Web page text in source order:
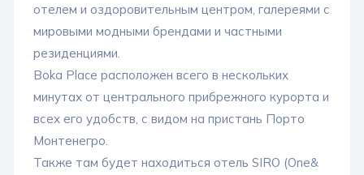
отелем и оздоровительным центром, галереями с
мировыми модными брендами и частными
резиденциями.
Boka Place расположен всего в нескольких
минутах от центрального прибрежного курорта и
всех его удобств, с видом на пристань Порто
Монтенегро.
Также там будет находиться отель SIRO (One&